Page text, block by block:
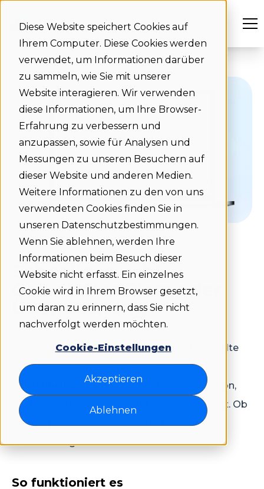
Diese Website speichert Cookies auf
Ihrem Computer. Diese Cookies werden
verwendet, um Informationen darüber
zu sammeln, wie Sie mit unserer
Website interagieren. Wir verwenden
diese Informationen, um Ihre Browser-
Erfahrung zu verbessern und
anzupassen, sowie für Analysen und
Messungen zu unseren Besuchern auf
dieser Website und anderen Medien.
Weitere Informationen zu den von uns
verwendeten Cookies finden Sie in
unseren Datenschutzbestimmungen.
Wenn Sie ablehnen, werden Ihre
Informationen beim Besuch dieser
Website nicht erfasst. Ein einzelnes
Cookie wird in Ihrem Browser gesetzt,
um daran zu erinnern, dass Sie nicht
nachverfolgt werden möchten.
Cookie-Einstellungen
Akzeptieren
Ablehnen
08-07-2025
Schnellauswahl:
Gewohnter Platz oder
Überraschung
Das tägliche Buchen eines Arbeitsplatzes sollte
nicht mühsam sein. Deshalb haben wir
die
Schnellauswahleingeführt – eine Funktion,
die Buchungen schneller und einfacher macht. Ob
Stammplatz oder Abwechslung – Flexwhere
macht’s möglich.
So funktioniert es